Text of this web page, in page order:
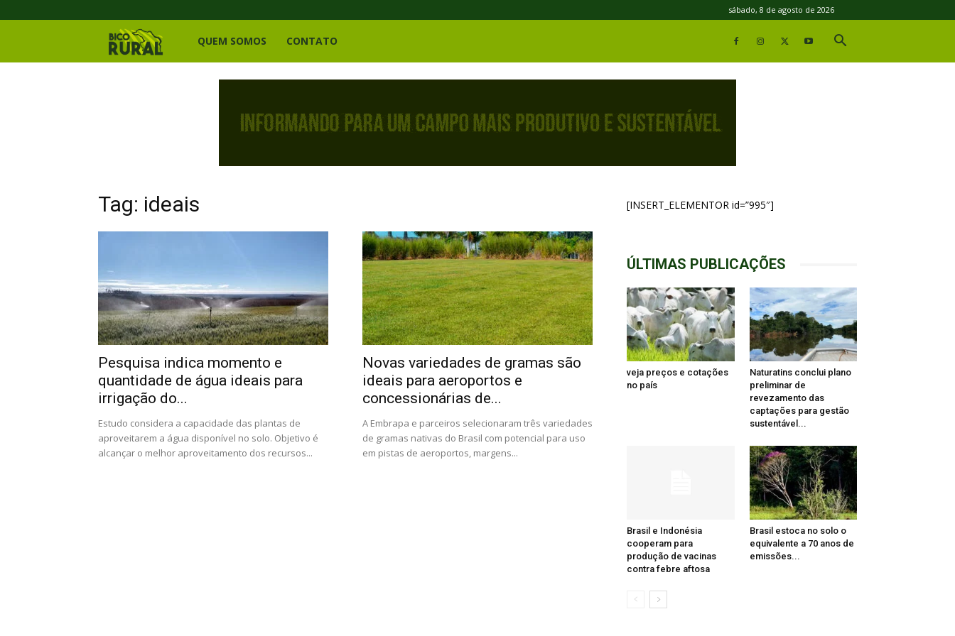
sábado, 8 de agosto de 2026
Bico
QUEM SOMOS CONTATO
Tag: ideais
Pesquisa indica momento e
quantidade de água ideais para
irrigação do...
Estudo considera a capacidade das plantas de
aproveitarem a água disponível no solo. Objetivo é
alcançar o melhor aproveitamento dos recursos...
Novas variedades de gramas são
ideais para aeroportos e
concessionárias de...
A Embrapa e parceiros selecionaram três variedades
de gramas nativas do Brasil com potencial para uso
em pistas de aeroportos, margens...
[INSERT_ELEMENTOR id=”995″]
ÚLTIMAS PUBLICAÇÕES
veja preços e cotações
no país
Naturatins conclui plano
preliminar de
revezamento das
captações para gestão
sustentável...
Brasil e Indonésia
cooperam para
produção de vacinas
contra febre aftosa
Brasil estoca no solo o
equivalente a 70 anos de
emissões...